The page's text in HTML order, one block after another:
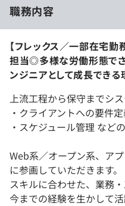
職務内容
【フレックス／一部在宅
担当◎多様な労働形態で
ンジニアとして成長できる
上流工程から保守までシ
・クライアントへの要件
・スケジュール管理 など
Web系／オープン系、ア
に参画していただきます。
スキルに合わせた、業務
今までの経験を生かして活